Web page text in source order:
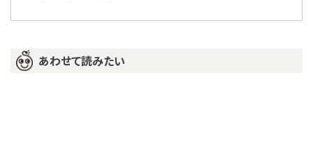
あわせて読みたい